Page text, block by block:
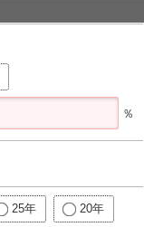
％
25年 20年